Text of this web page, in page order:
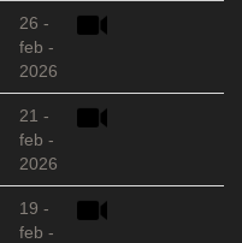
26 -
feb -
2026
21 -
feb -
2026
19 -
feb -